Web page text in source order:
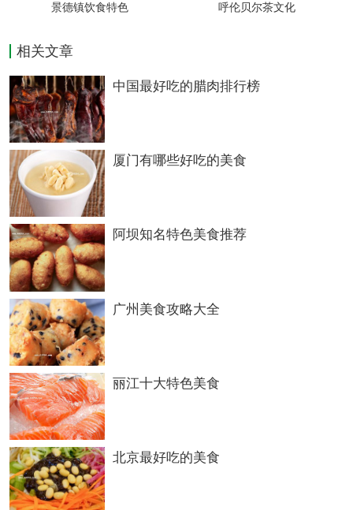
景德镇饮食特色 呼伦贝尔茶文化
相关文章
中国最好吃的腊肉排行榜
厦门有哪些好吃的美食
阿坝知名特色美食推荐
广州美食攻略大全
丽江十大特色美食
北京最好吃的美食